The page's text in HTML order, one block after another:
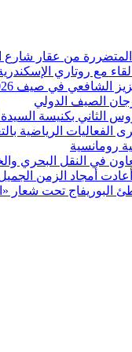
مع روتاري
في صيف 2026
الصيف الدولي
الثاني بكنيسة
الفعاليات الرياضية
رومانسية
في النقل البحري
أمجاد الزمن الجميل
البوريفاج تحت